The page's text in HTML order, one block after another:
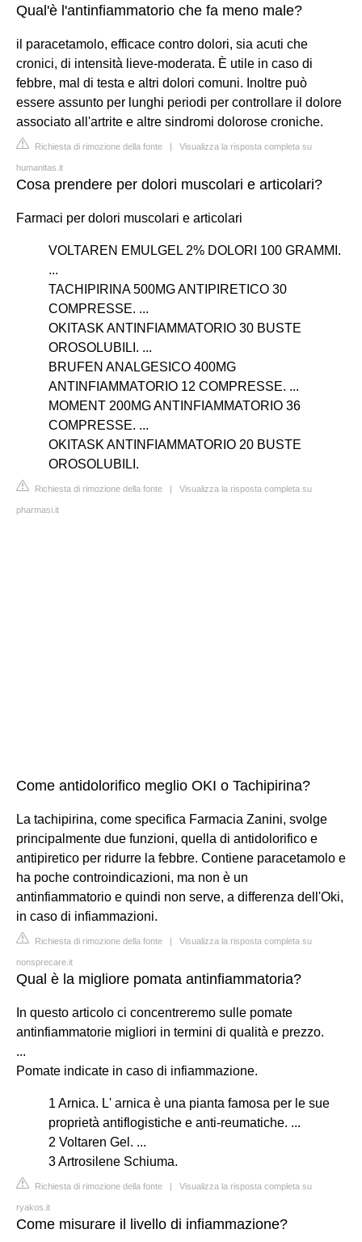
Qual'è l'antinfiammatorio che fa meno male?
il paracetamolo, efficace contro dolori, sia acuti che
cronici, di intensità lieve-moderata. È utile in caso di
febbre, mal di testa e altri dolori comuni. Inoltre può
essere assunto per lunghi periodi per controllare il dolore
associato all'artrite e altre sindromi dolorose croniche.
Richiesta di rimozione della fonte | Visualizza la risposta completa su
humanitas.it
Cosa prendere per dolori muscolari e articolari?
Farmaci per dolori muscolari e articolari
VOLTAREN EMULGEL 2% DOLORI 100 GRAMMI.
...
TACHIPIRINA 500MG ANTIPIRETICO 30
COMPRESSE. ...
OKITASK ANTINFIAMMATORIO 30 BUSTE
OROSOLUBILI. ...
BRUFEN ANALGESICO 400MG
ANTINFIAMMATORIO 12 COMPRESSE. ...
MOMENT 200MG ANTINFIAMMATORIO 36
COMPRESSE. ...
OKITASK ANTINFIAMMATORIO 20 BUSTE
OROSOLUBILI.
Richiesta di rimozione della fonte | Visualizza la risposta completa su
pharmasi.it
Come antidolorifico meglio OKI o Tachipirina?
La tachipirina, come specifica Farmacia Zanini, svolge
principalmente due funzioni, quella di antidolorifico e
antipiretico per ridurre la febbre. Contiene paracetamolo e
ha poche controindicazioni, ma non è un
antinfiammatorio e quindi non serve, a differenza dell'Oki,
in caso di infiammazioni.
Richiesta di rimozione della fonte | Visualizza la risposta completa su
nonsprecare.it
Qual è la migliore pomata antinfiammatoria?
In questo articolo ci concentreremo sulle pomate
antinfiammatorie migliori in termini di qualità e prezzo.
...
Pomate indicate in caso di infiammazione.
1 Arnica. L' arnica è una pianta famosa per le sue
proprietà antiflogistiche e anti-reumatiche. ...
2 Voltaren Gel. ...
3 Artrosilene Schiuma.
Richiesta di rimozione della fonte | Visualizza la risposta completa su
ryakos.it
Come misurare il livello di infiammazione?